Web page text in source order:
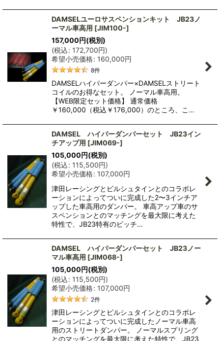
DAMSELユーロサスペンションキット JB23ノ
ーマル車高用 [JIM100-]
157,000 円(税別)
(税込: 172,700円)
希望小売価格: 160,000円
8件
DAMSELハイパーダンパー×DAMSELストリート
コイルのお得なセット。 ノーマル車高用。
【WEB限定セット価格】 通常価格
￥160,000（税込￥176,000）のところ、こ…
DAMSEL ハイパーダンパーセット JB23イン
チアップ用 [JIM069-]
105,000円(税別)
(税込: 115,500円)
希望小売価格: 107,000円
津田レーシングとビルシュタインとのコラボレ
ーションによってついに完成した2〜3インチア
ップした車高用のダンパー。 車高アップ車のサ
スペンションとのマッチングを最大限に考えた
特性で、JB23特有のピッチ…
DAMSEL ハイパーダンパーセット JB23ノー
マル車高用 [JIM068-]
105,000円(税別)
(税込: 115,500円)
希望小売価格: 107,000円
2件
津田レーシングとビルシュタインとのコラボレ
ーションによってついに完成したノーマル車高
用のストリートダンパー。 ノーマルスプリング
とのマッチングを最大限に考えた特性で、JB23